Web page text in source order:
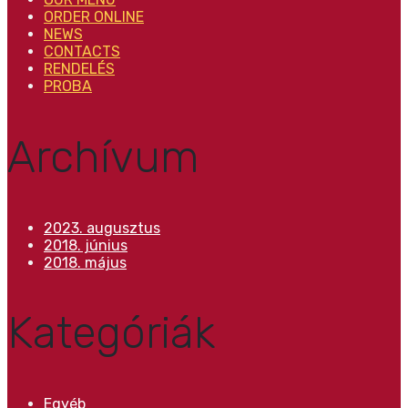
ORDER ONLINE
NEWS
CONTACTS
RENDELÉS
PROBA
Archívum
2023. augusztus
2018. június
2018. május
Kategóriák
Egyéb